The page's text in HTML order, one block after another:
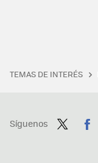
TEMAS DE INTERÉS
Síguenos